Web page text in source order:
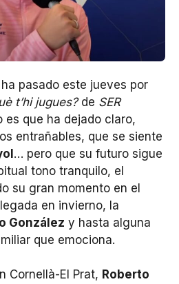
ha pasado este jueves por
t’hi jugues?de SER
es que ha dejado claro,
entrañables, que se siente
… pero que su futuro sigue
tono tranquilo, el
su gran momento en el
en invierno, la
González y hasta alguna
que emociona.
Cornellà-El Prat, Roberto